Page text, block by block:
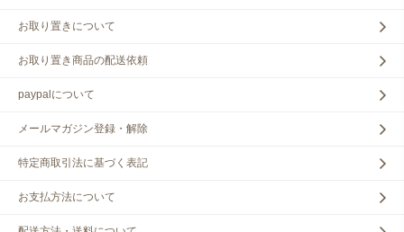
お取り置きについて
お取り置き商品の配送依頼
paypalについて
メールマガジン登録・解除
特定商取引法に基づく表記
お支払方法について